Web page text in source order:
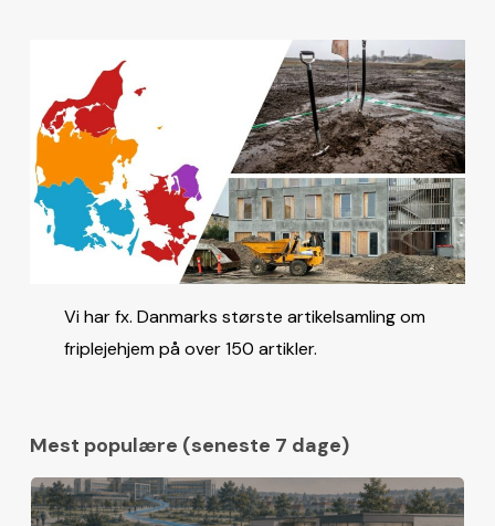
Vi har fx. Danmarks største artikelsamling om
friplejehjem på over 150 artikler.
Mest populære (seneste 7 dage)